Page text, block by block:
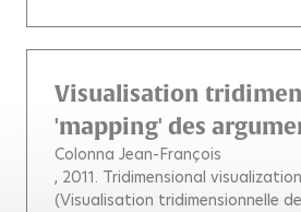
Visualisation
'mapping' des
Colonna Jean-François
, 2011. Tridimensional
(Visualisation tridimensionnelle